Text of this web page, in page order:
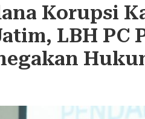
Korupsi
LBH PC